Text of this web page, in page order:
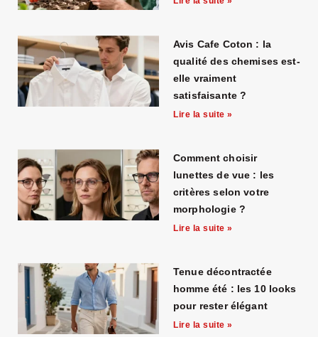
Avis Cafe Coton : la
qualité des chemises est-
elle vraiment
satisfaisante ?
Lire la suite »
Comment choisir
lunettes de vue : les
critères selon votre
morphologie ?
Lire la suite »
Tenue décontractée
homme été : les 10 looks
pour rester élégant
Lire la suite »